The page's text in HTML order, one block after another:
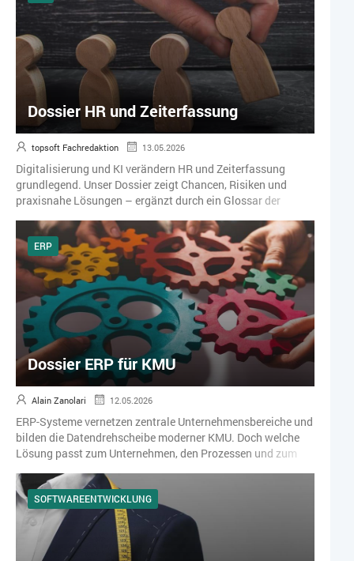
Dossier HR und Zeiterfassung
topsoft Fachredaktion 13.05.2026
Digitalisierung und KI verändern HR und Zeiterfassung
grundlegend. Unser Dossier zeigt Chancen, Risiken und
praxisnahe Lösungen – ergänzt durch ein Glossar der
ERP
Dossier ERP für KMU
Alain Zanolari 12.05.2026
ERP-Systeme vernetzen zentrale Unternehmensbereiche und
bilden die Datendrehscheibe moderner KMU. Doch welche
Lösung passt zum Unternehmen, den Prozessen und zum
Fachartikel, Success-Storys und Praxisbeispiele aus dem
topsoft Fachmagazin rund um Auswahl, Einführung und
Nutzen moderner ERP-Systeme.
SOFTWAREENTWICKLUNG